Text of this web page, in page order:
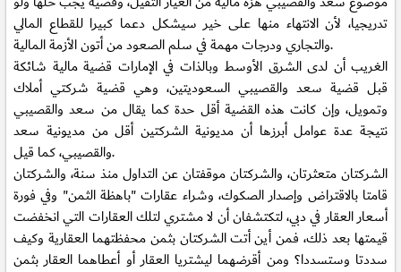
تدريجيا، لأن الانتهاء منها على خير سيشكل دعما كبيرا للقطاع المالي
والتجاري ودرجات مهمة في سلم الصعود من أتون الأزمة المالية.
الغريب أن لدى الشرق الأوسط وبالذات في الإمارات قضية مالية شائكة
قبل قضية سعد والقصيبي السعوديتين، وهي قضية شركتي أملاك
وتمويل، وإن كانت هذه القضية أقل حدة كما يقال من سعد والقصيبي
نتيجة عدة عوامل أبرزها أن مديونية الشركتين أقل من مديونية سعد
والقصيبي، كما قيل.
الشركتان متعثرتان، والشركتان موقفتان عن التداول منذ سنة، والشركتان
قامتا بالاقتراض وإصدار الصكوك، وشراء عقارات "باهظة الثمن" وفي فورة
أسعار العقار في دبي، لتكتشفان أن لا مشتري لتلك العقارات التي انخفضت
قيمتها بعد ذلك، فمن أين أتت الشركتان بثمن محفظتهما العقارية وكيف
سددتا وستسددا؟ ومن أقرضهما ليشتريا العقار أو أعطاهما العقار بثمن